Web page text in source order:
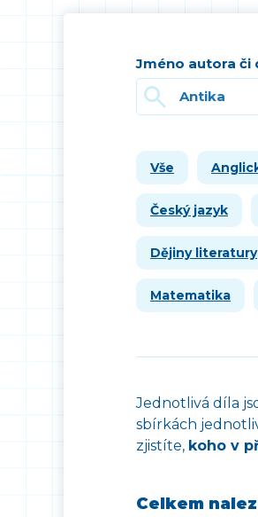
Jméno autora či
Vše
Český jazyk
Dějiny literatury
Matematika
Jednotlivá díla
sbírkách
zjistíte, koho v
Celkem